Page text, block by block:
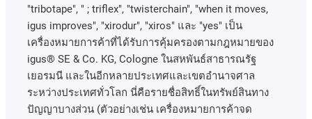
"tribotape", " ; triflex", "twisterchain", "when it moves,
igus improves", "xirodur", "xiros" และ "yes" เป็น
เครื่องหมายการค้าที่ได้รับการคุ้มครองตามกฎหมายของ
igus® SE & Co. KG, Cologne ในสหพันธ์สาธารณรัฐ
เยอรมนี และในอีกหลายประเทศและเขตอํานาจศาล
ระหว่างประเทศทั่วโลก นี่คือรายชื่อสิทธิ์ในทรัพย์สินทาง
ปัญญาบางส่วน (ตัวอย่างเช่น เครื่องหมายการค้าจด